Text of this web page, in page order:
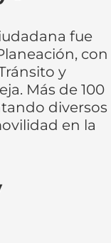
fue
con
y
Más de 100
diversos
en la